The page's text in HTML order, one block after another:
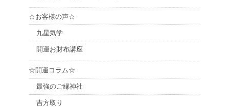
☆お客様の声☆
九星気学
開運お財布講座
☆開運コラム☆
最強のご縁神社
吉方取り